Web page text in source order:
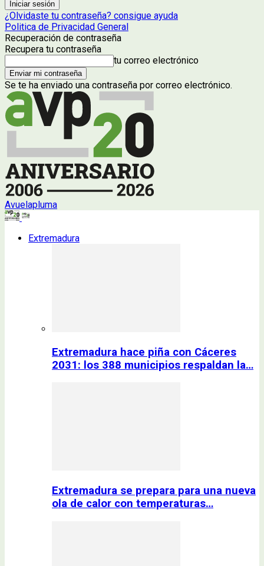
¿Olvidaste tu contraseña? consigue ayuda
Politica de Privacidad General
Recuperación de contraseña
Recupera tu contraseña
tu correo electrónico
Se te ha enviado una contraseña por correo electrónico.
Avuelapluma
Extremadura
Extremadura hace piña con Cáceres
2031: los 388 municipios respaldan la…
Extremadura se prepara para una nueva
ola de calor con temperaturas…